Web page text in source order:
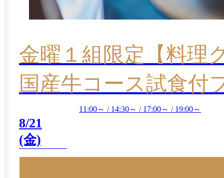
金曜１組限定【料理
国産牛コース試食付
8/21
(金)
11:00～ / 14:30～ / 17:00～ / 19:00～